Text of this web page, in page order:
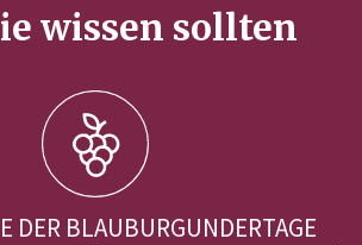
wissen sollten
DER BLAUBURGUNDERTAGE